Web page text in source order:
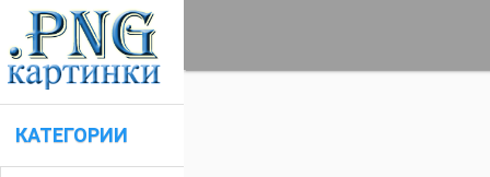
КАТЕГОРИИ